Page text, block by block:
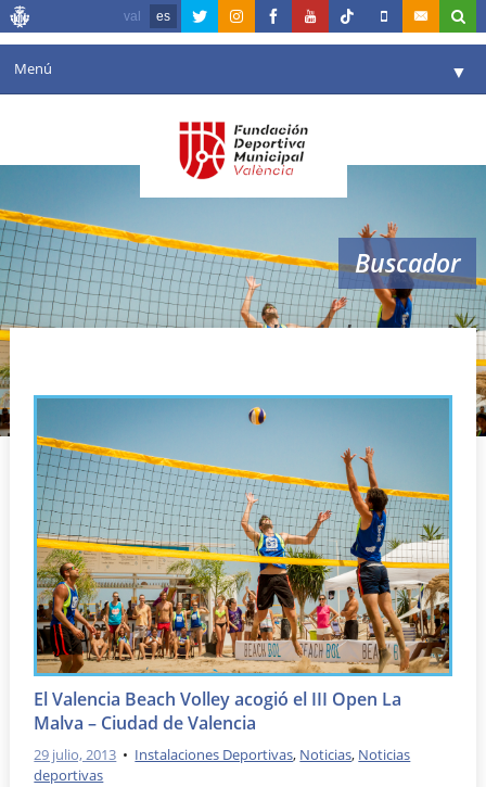
val es
Menú ▼
Agenda
Instalaciones
Comunicación ▼
Valencia en deporte ▼
Buscador
valencia beach voley
El Valencia Beach Volley acogió el III Open La
Malva – Ciudad de Valencia
29 julio, 2013 • Instalaciones Deportivas, Noticias, Noticias
deportivas